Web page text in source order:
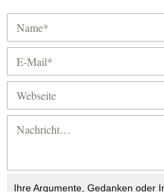
Ihre Argumente, Gedanken oder